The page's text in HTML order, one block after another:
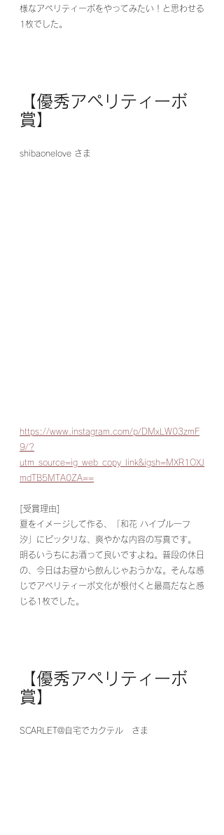
様なアペリティーボをやってみたい！と思わせる
1枚でした。
【優秀アペリティーボ
賞】
shibaonelove さま
https://www.instagram.com/p/DMxLW03zmF
9/?
utm_source=ig_web_copy_link&igsh=MXR1OXJ
mdTB5MTA0ZA==
[受賞理由]
夏をイメージして作る、「和花 ハイプルーフ
汐」にピッタリな、爽やかな内容の写真です。
明るいうちにお酒って良いですよね。普段の休日
の、今日はお昼から飲んじゃおうかな。そんな感
じでアペリティーボ文化が根付くと最高だなと感
じる1枚でした。
【優秀アペリティーボ
賞】
SCARLET@自宅でカクテル　さま